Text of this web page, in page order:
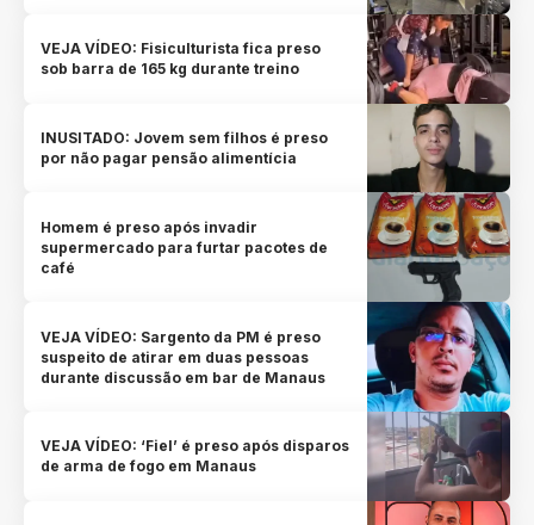
VEJA VÍDEO: Fisiculturista fica preso
sob barra de 165 kg durante treino
INUSITADO: Jovem sem filhos é preso
por não pagar pensão alimentícia
Homem é preso após invadir
supermercado para furtar pacotes de
café
VEJA VÍDEO: Sargento da PM é preso
suspeito de atirar em duas pessoas
durante discussão em bar de Manaus
VEJA VÍDEO: ‘Fiel’ é preso após disparos
de arma de fogo em Manaus